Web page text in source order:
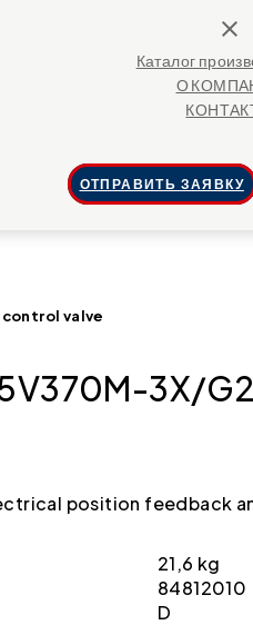
close
Каталог
О
ОТПРАВИТЬ ЗАЯВКУ
control valve
3X/
position feedback
21,6 kg
84812010
D